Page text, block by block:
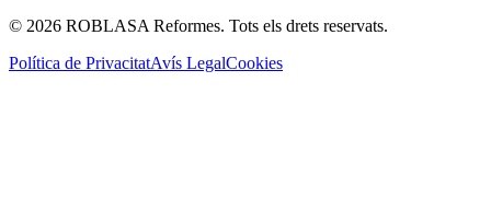
© 2026 ROBLASA Reformes. Tots els drets reservats.
Política de PrivacitatAvís LegalCookies